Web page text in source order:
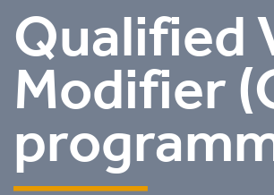
Qualified
Modifier